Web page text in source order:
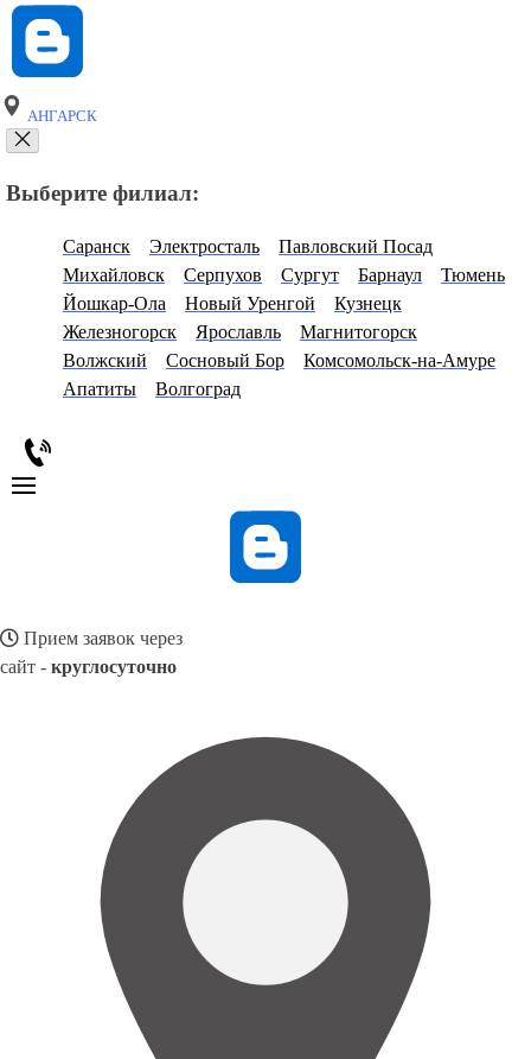
АНГАРСК
Выберите филиал:
Саранск Электросталь
Павловский Посад
Михайловск
Серпухов Сургут Барнаул
Тюмень
Йошкар-Ола
Новый Уренгой
Кузнецк
Железногорск
Ярославль
Магнитогорск
Волжский
Сосновый Бор
Комсомольск-на-Амуре
Апатиты
Волгоград
Прием заявок через
сайт - круглосуточно